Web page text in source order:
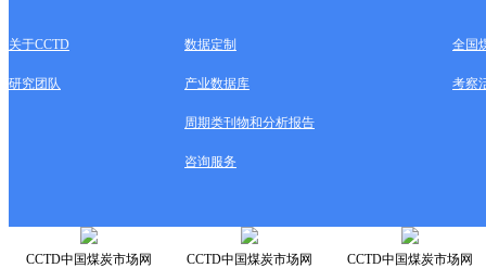
关于CCTD 数据定制 全国
研究团队 产业数据库 考察
周期类刊物和分析报告
咨询服务
CCTD中国煤炭市场网
CCTD中国煤炭市场网
CCTD中国煤炭市场网